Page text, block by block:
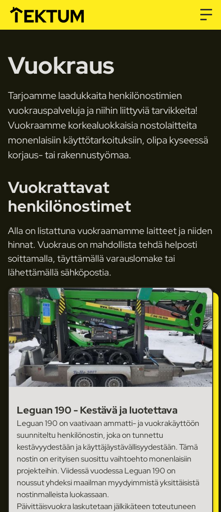
Vuokraus
Tarjoamme laadukkaita henkilönostimien
vuokrauspalveluja ja niihin liittyviä tarvikkeita!
Vuokraamme korkealuokkaisia nostolaitteita
monenlaisiin käyttötarkoituksiin, olipa kyseessä
korjaus- tai rakennustyömaa.
Vuokrattavat
henkilönostimet
Alla on listattuna vuokraamamme laitteet ja niiden
hinnat. Vuokraus on mahdollista tehdä helposti
soittamalla, täyttämällä varauslomake tai
lähettämällä sähköpostia.
Leguan 190 - Kestävä ja luotettava
Leguan 190 on vaativaan ammatti- ja vuokrakäyttöön
suunniteltu henkilönostin, joka on tunnettu
kestävyydestään ja käyttäjäystävällisyydestään. Tämä
nostin on erityisen suosittu vaihtoehto monenlaisiin
projekteihin. Viidessä vuodessa Leguan 190 on
noussut yhdeksi maailman myydyimmistä yksittäisistä
nostinmalleista luokassaan.
Päivittäisvuokra laskutetaan jälkikäteen toteutuneen